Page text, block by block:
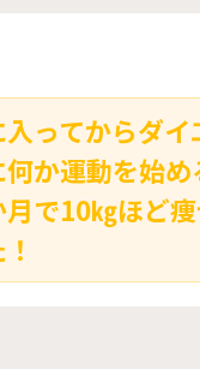
入ってからダ
か運動を始
月で10㎏ほど